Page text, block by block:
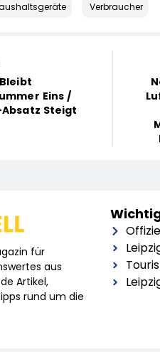
Verbraucher
Eins /
Steigt
für
aus
Artikel,
rund um die